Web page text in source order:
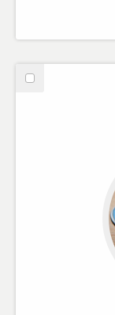
Välj